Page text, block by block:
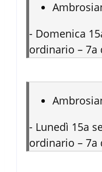
- Domenica
ordinario – 7a
- Lunedì 15a
ordinario – 7a